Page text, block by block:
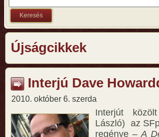
Újságcikkek
Interjú Dave
2010. október 6. szerda
Interjút
László) az
regénye –A